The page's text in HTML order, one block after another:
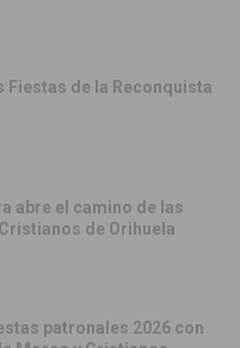
Fiestas de la Reconquista
abre el camino de las
de Orihuela
patronales 2026 con